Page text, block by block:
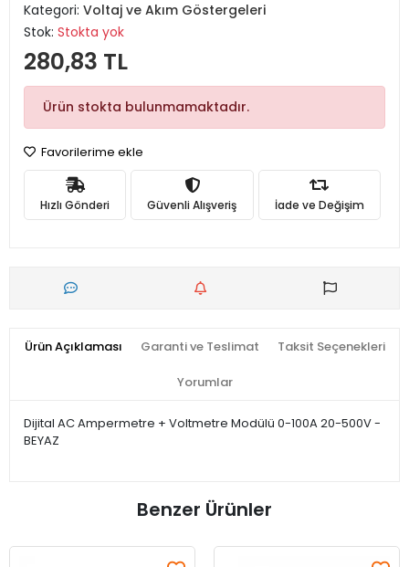
Kategori: Voltaj ve Akım Göstergeleri
Stok: Stokta yok
280,83 TL
Ürün stokta bulunmamaktadır.
Favorilerime ekle
Hızlı Gönderi Güvenli Alışveriş İade ve Değişim
Ürün Açıklaması Garanti ve Teslimat Taksit Seçenekleri
Yorumlar
Dijital AC Ampermetre + Voltmetre Modülü 0-100A 20-500V -
BEYAZ
Benzer Ürünler